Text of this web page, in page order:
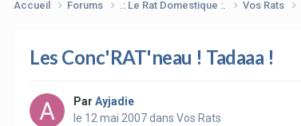
Accueil Forums .: Le Rat Domestique :. Vos Rats
Les Conc'RAT'neau ! Tadaaa !
Par Ayjadie
le 12 mai 2007dans Vos Rats